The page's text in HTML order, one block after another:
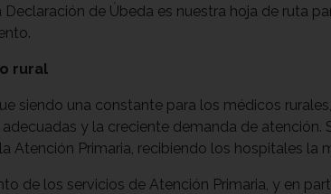
de Úbeda es nuestra hoja de ruta
rural
siendo una constante para los médicos
y la creciente demanda de atención.
Atención Primaria, recibiendo los hospitales
de los servicios de Atención Primaria, y en